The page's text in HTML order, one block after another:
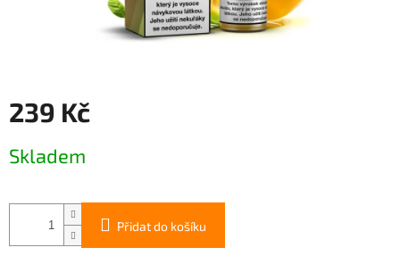
239 Kč
cena:
Skladem
Přidat do košíku